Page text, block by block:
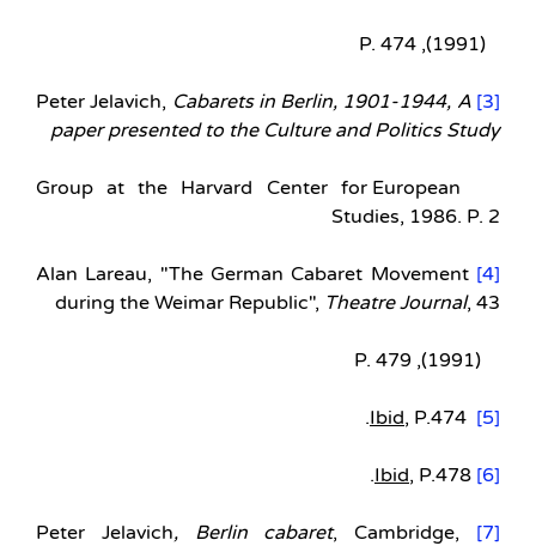
(1991), P. 474
[3]
Peter Jelavich,
Cabarets in Berlin, 1901-1944, A
paper presented to the Culture and Politics Study
Group at the Harvard Center for European
Studies, 1986. P. 2
[4]
Alan Lareau, "The German Cabaret Movement
during the Weimar Republic", Theatre Journal, 43
(1991), P. 479
[5]
Ibid, P.474.
[6]
Ibid, P.478.
[7]
, Berlin cabaret, Cambridge,